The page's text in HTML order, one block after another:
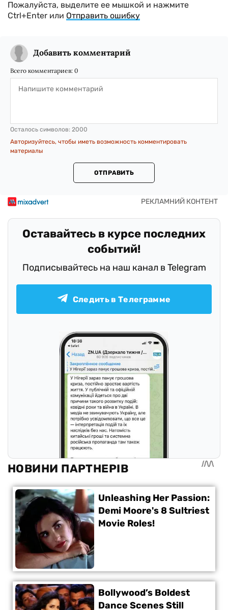
Пожалуйста, выделите ее мышкой и нажмите
Ctrl+Enter или Отправить ошибку
Добавить комментарий
Всего комментариев: 0
Осталось символов: 2000
Авторизуйтесь, чтобы иметь возможность комментировать
материалы
ОТПРАВИТЬ
Оставайтесь в курсе последних
событий!
Подписывайтесь на наш канал в Telegram
Следить в Телеграмме